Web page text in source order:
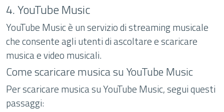
4. YouTube Music
YouTube Music è un servizio di streaming musicale
che consente agli utenti di ascoltare e scaricare
musica e video musicali.
Come scaricare musica su YouTube Music
Per scaricare musica su YouTube Music, segui questi
passaggi: